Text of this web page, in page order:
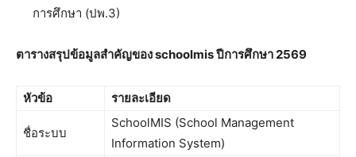
การศึกษา (ปพ.3)
ตารางสรุปข้อมูลสำคัญของ schoolmis ปีการศึกษา 2569
หัวข้อ รายละเอียด
ชื่อระบบ
SchoolMIS (School Management
Information System)